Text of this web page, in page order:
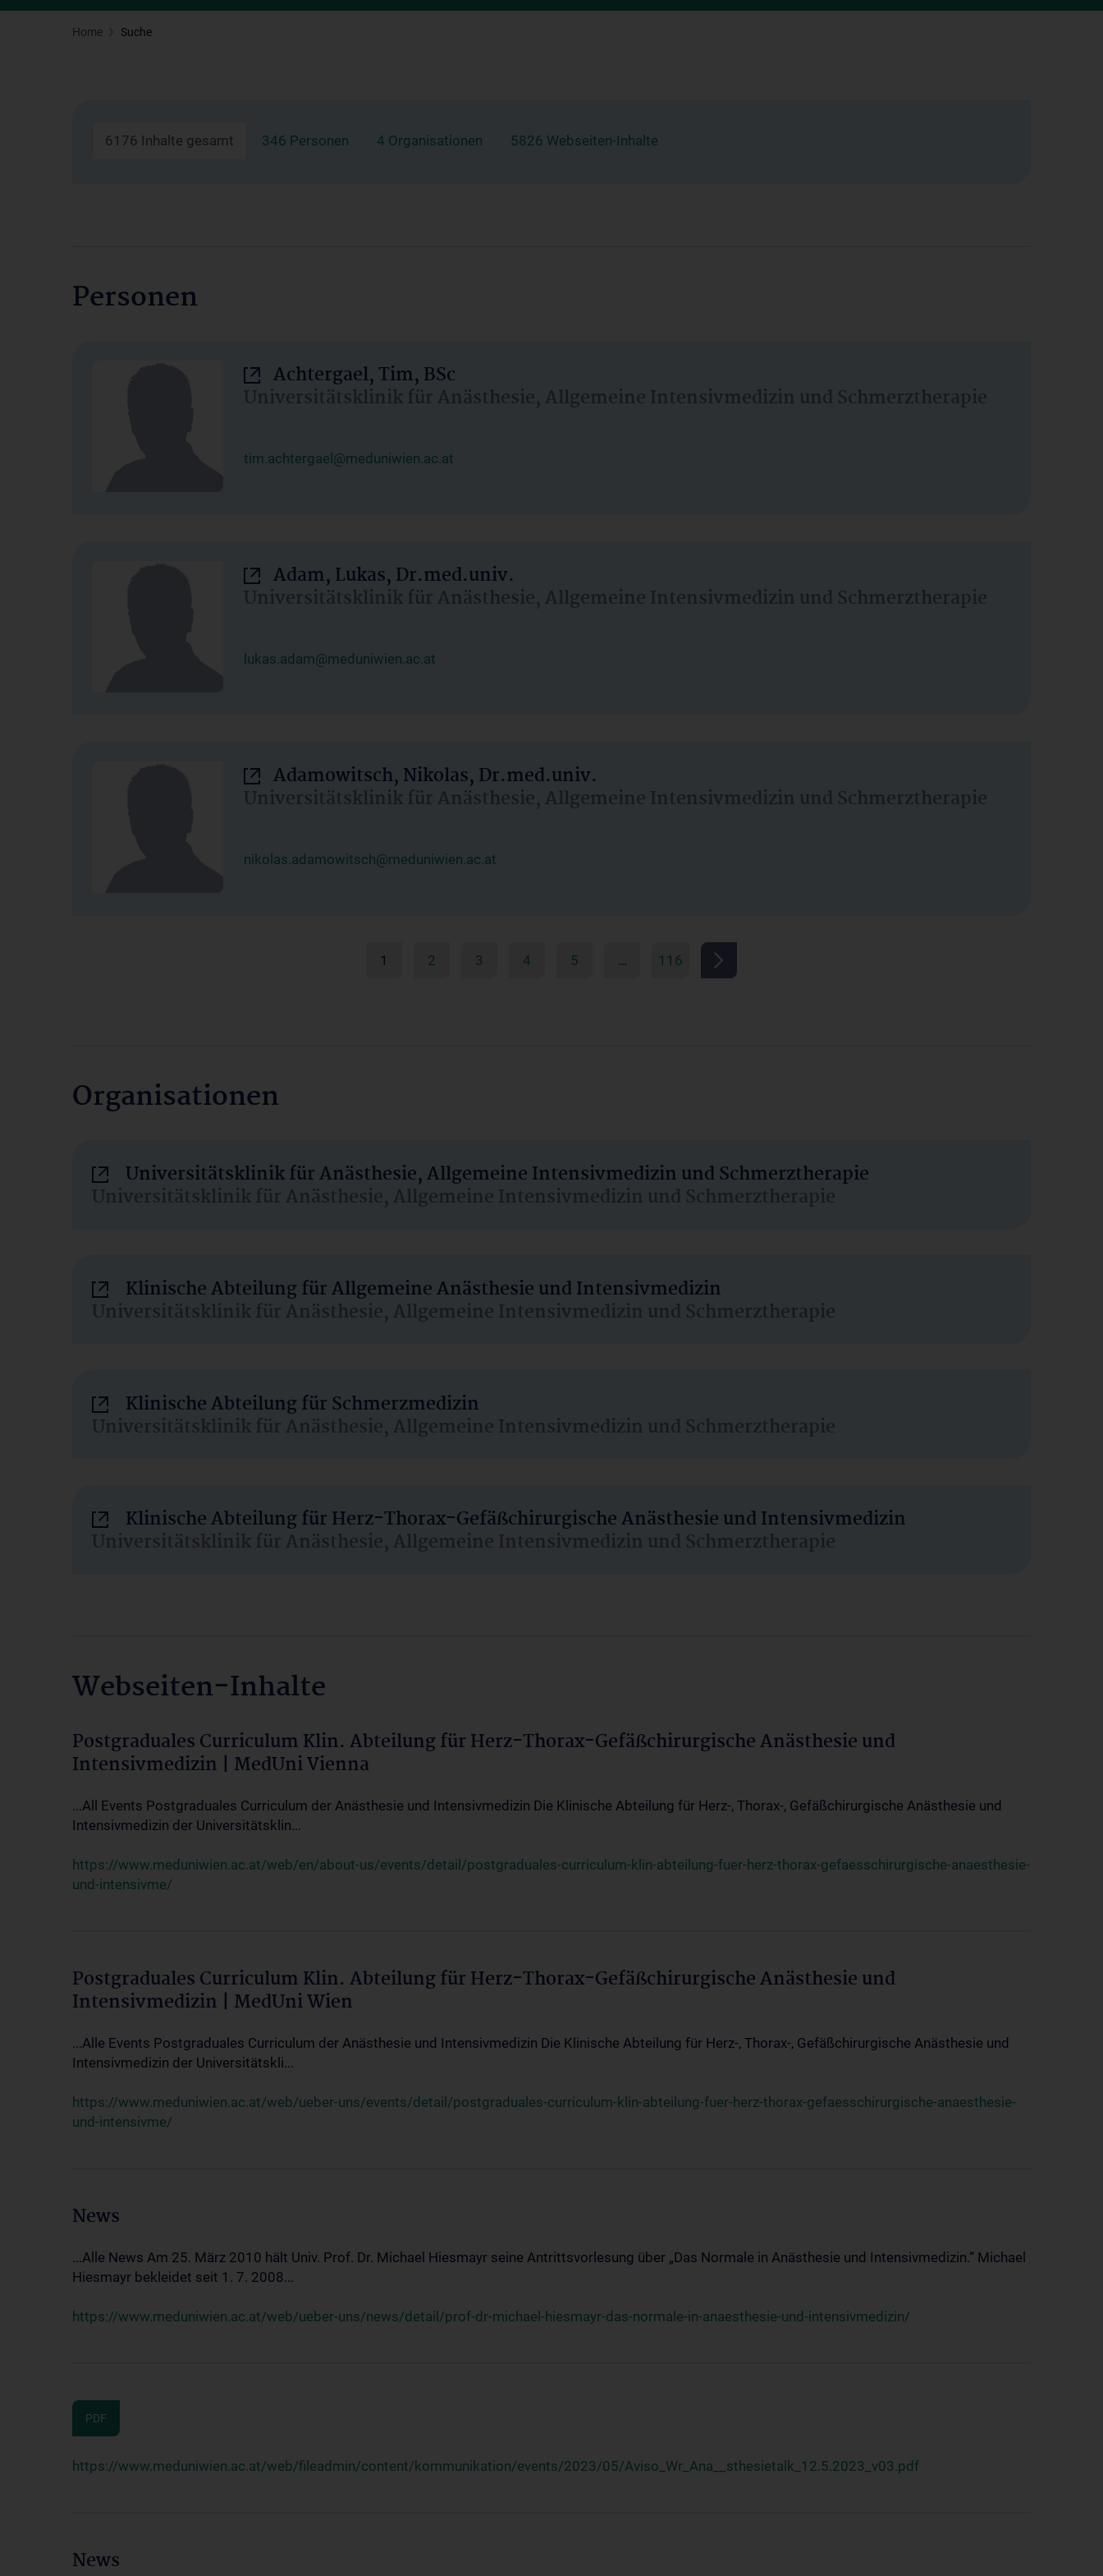
Home Suche
6176 Inhalte gesamt 346 Personen 4 Organisationen 5826 Webseiten-Inhalte
Personen
Achtergael, Tim, BSc
Universitätsklinik für Anästhesie, Allgemeine Intensivmedizin und Schmerztherapie
tim.achtergael@meduniwien.ac.at
Adam, Lukas, Dr.med.univ.
Universitätsklinik für Anästhesie, Allgemeine Intensivmedizin und Schmerztherapie
lukas.adam@meduniwien.ac.at
Adamowitsch, Nikolas, Dr.med.univ.
Universitätsklinik für Anästhesie, Allgemeine Intensivmedizin und Schmerztherapie
nikolas.adamowitsch@meduniwien.ac.at
1 2 3 4 5 … 116
Organisationen
Universitätsklinik für Anästhesie, Allgemeine Intensivmedizin und Schmerztherapie
Universitätsklinik für Anästhesie, Allgemeine Intensivmedizin und Schmerztherapie
Klinische Abteilung für Allgemeine Anästhesie und Intensivmedizin
Universitätsklinik für Anästhesie, Allgemeine Intensivmedizin und Schmerztherapie
Klinische Abteilung für Schmerzmedizin
Universitätsklinik für Anästhesie, Allgemeine Intensivmedizin und Schmerztherapie
Klinische Abteilung für Herz-Thorax-Gefäßchirurgische Anästhesie und Intensivmedizin
Universitätsklinik für Anästhesie, Allgemeine Intensivmedizin und Schmerztherapie
Webseiten-Inhalte
Postgraduales Curriculum Klin. Abteilung für Herz-Thorax-Gefäßchirurgische Anästhesie und
Intensivmedizin | MedUni Vienna
...All Events Postgraduales Curriculum der Anästhesie und Intensivmedizin Die Klinische Abteilung für Herz-, Thorax-, Gefäßchirurgische Anästhesie und
Intensivmedizin der Universitätsklin...
https://www.meduniwien.ac.at/web/en/about-us/events/detail/postgraduales-curriculum-klin-abteilung-fuer-herz-thorax-gefaesschirurgische-anaesthesie-
und-intensivme/
Postgraduales Curriculum Klin. Abteilung für Herz-Thorax-Gefäßchirurgische Anästhesie und
Intensivmedizin | MedUni Wien
...Alle Events Postgraduales Curriculum der Anästhesie und Intensivmedizin Die Klinische Abteilung für Herz-, Thorax-, Gefäßchirurgische Anästhesie und
Intensivmedizin der Universitätskli...
https://www.meduniwien.ac.at/web/ueber-uns/events/detail/postgraduales-curriculum-klin-abteilung-fuer-herz-thorax-gefaesschirurgische-anaesthesie-
und-intensivme/
News
...Alle News Am 25. März 2010 hält Univ. Prof. Dr. Michael Hiesmayr seine Antrittsvorlesung über „Das Normale in Anästhesie und Intensivmedizin.“ Michael
Hiesmayr bekleidet seit 1. 7. 2008...
https://www.meduniwien.ac.at/web/ueber-uns/news/detail/prof-dr-michael-hiesmayr-das-normale-in-anaesthesie-und-intensivmedizin/
PDF
https://www.meduniwien.ac.at/web/fileadmin/content/kommunikation/events/2023/05/Aviso_Wr_Ana__sthesietalk_12.5.2023_v03.pdf
News